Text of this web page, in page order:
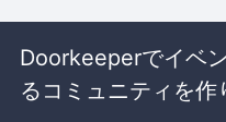
Doorkeeperでイベ
るコミュニティを作